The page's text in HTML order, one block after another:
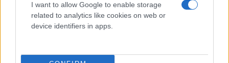
I want to allow Google to enable storage
related to analytics like cookies on web or
device identifiers in apps.